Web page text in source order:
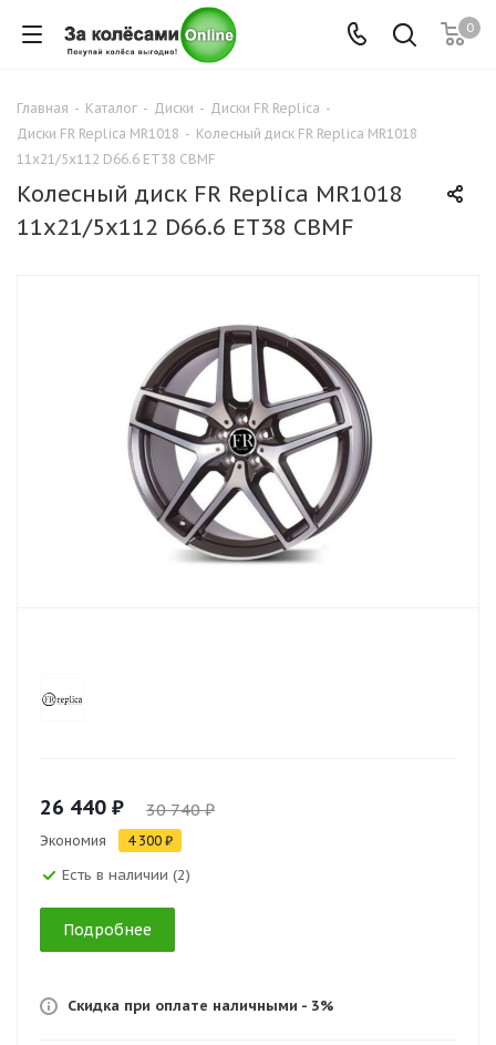
0
Главная - Каталог - Диски - Диски FR Replica -
Диски FR Replica MR1018 - Колесный диск FR Replica MR1018
11x21/5x112 D66.6 ET38 CBMF
Колесный диск FR Replica MR1018
11x21/5x112 D66.6 ET38 CBMF
26 440 ₽ 30 740 ₽
Экономия 4 300 ₽
Есть в наличии (2)
Подробнее
Скидка при оплате наличными - 3%